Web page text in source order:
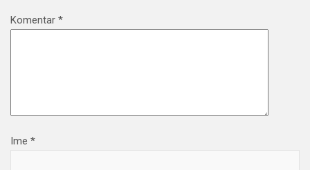
Komentar *
Ime *